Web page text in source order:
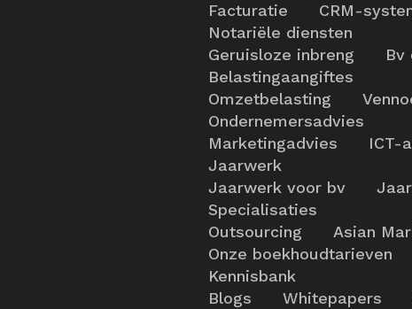
Facturatie
CRM-
Notariële diensten
Geruisloze inbreng
Bv
Belastingaangiftes
Omzetbelasting
Ondernemersadvies
Marketingadvies
ICT-
Jaarwerk
Jaarwerk voor bv
Specialisaties
Outsourcing
Asian
Onze boekhoudtarieven
Kennisbank
Blogs
Whitepapers